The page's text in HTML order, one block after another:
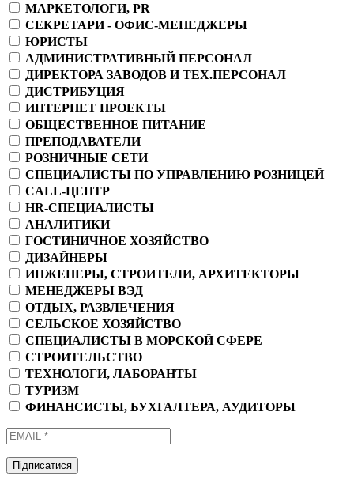
МАРКЕТОЛОГИ, PR
СЕКРЕТАРИ - ОФИС-МЕНЕДЖЕРЫ
ЮРИСТЫ
АДМИНИСТРАТИВНЫЙ ПЕРСОНАЛ
ДИРЕКТОРА ЗАВОДОВ И ТЕХ.ПЕРСОНАЛ
ДИСТРИБУЦИЯ
ИНТЕРНЕТ ПРОЕКТЫ
ОБЩЕСТВЕННОЕ ПИТАНИЕ
ПРЕПОДАВАТЕЛИ
РОЗНИЧНЫЕ СЕТИ
СПЕЦИАЛИСТЫ ПО УПРАВЛЕНИЮ РОЗНИЦЕЙ
CALL-ЦЕНТР
HR-СПЕЦИАЛИСТЫ
АНАЛИТИКИ
ГОСТИНИЧНОЕ ХОЗЯЙСТВО
ДИЗАЙНЕРЫ
ИНЖЕНЕРЫ, СТРОИТЕЛИ, АРХИТЕКТОРЫ
МЕНЕДЖЕРЫ ВЭД
ОТДЫХ, РАЗВЛЕЧЕНИЯ
СЕЛЬСКОЕ ХОЗЯЙСТВО
СПЕЦИАЛИСТЫ В МОРСКОЙ СФЕРЕ
СТРОИТЕЛЬСТВО
ТЕХНОЛОГИ, ЛАБОРАНТЫ
ТУРИЗМ
ФИНАНСИСТЫ, БУХГАЛТЕРА, АУДИТОРЫ